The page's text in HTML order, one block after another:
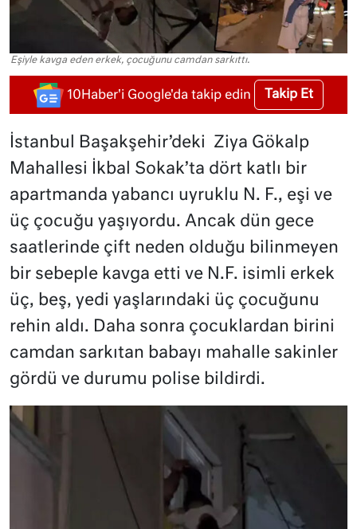
Eşiyle kavga eden erkek, çocuğunu camdan sarkıttı.
10Haber'i Google'da takip edin Takip Et
İstanbul Başakşehir’deki Ziya Gökalp
Mahallesi İkbal Sokak’ta dört katlı bir
apartmanda yabancı uyruklu N. F., eşi ve
üç çocuğu yaşıyordu. Ancak dün gece
saatlerinde çift neden olduğu bilinmeyen
bir sebeple kavga etti ve N.F. isimli erkek
üç, beş, yedi yaşlarındaki üç çocuğunu
rehin aldı. Daha sonra çocuklardan birini
camdan sarkıtan babayı mahalle sakinler
gördü ve durumu polise bildirdi.